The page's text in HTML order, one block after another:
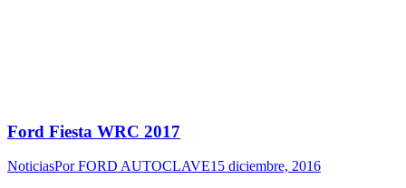
Ford Fiesta WRC 2017
NoticiasPorFORD AUTOCLAVE15 diciembre, 2016